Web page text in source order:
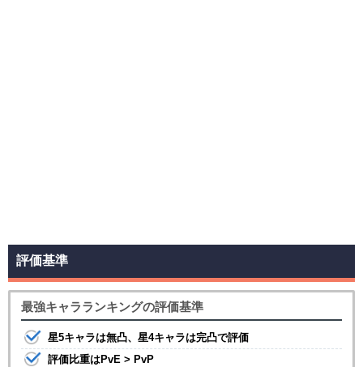
評価基準
最強キャラランキングの評価基準
星5キャラは無凸、星4キャラは完凸で評価
評価比重はPvE > PvP